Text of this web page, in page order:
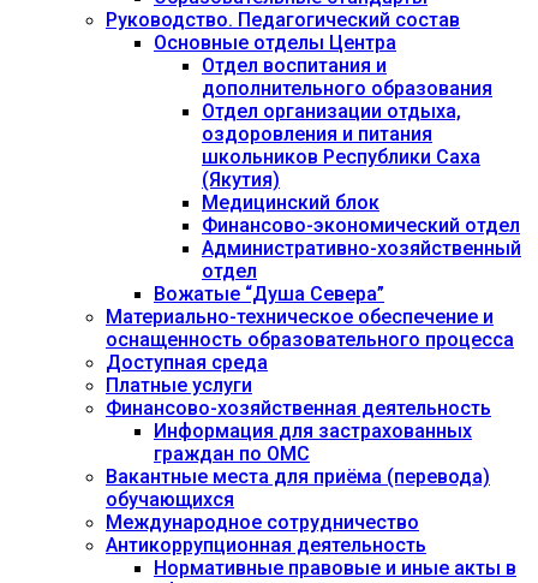
Руководство. Педагогический состав
Основные отделы Центра
Отдел воспитания и
дополнительного образования
Отдел организации отдыха,
оздоровления и питания
школьников Республики Саха
(Якутия)
Медицинский блок
Финансово-экономический отдел
Административно-хозяйственный
отдел
Вожатые “Душа Севера”
Материально-техническое обеспечение и
оснащенность образовательного процесса
Доступная среда
Платные услуги
Финансово-хозяйственная деятельность
Информация для застрахованных
граждан по ОМС
Вакантные места для приёма (перевода)
обучающихся
Международное сотрудничество
Антикоррупционная деятельность
Нормативные правовые и иные акты в